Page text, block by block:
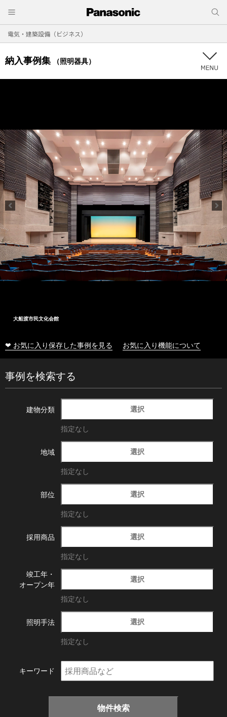
電気・建築設備（ビジネス）
納入事例集 （照明器具）
大船渡市民文化会館
❤ お気に入り保存した事例を見る お気に入り機能について
事例を検索する
建物分類 選択
指定なし
地域 選択
指定なし
部位 選択
指定なし
採用商品 選択
指定なし
竣工年・
オープン年
選択
指定なし
照明手法 選択
指定なし
キーワード
物件検索